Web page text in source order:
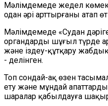
Мәлімдемеде жедел
одан әрі арттырғаны атап
Мәлімдемеде «Судан
органдарды шұғыл түрде
және іздеу-құтқару
- делінген.
Топ сондай-ақ өзен
ету және мұндай
шаралар қабылдауға